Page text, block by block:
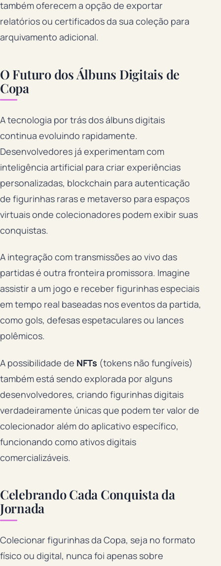
também oferecem a opção de exportar
relatórios ou certificados da sua coleção para
arquivamento adicional.
O Futuro dos Álbuns Digitais de
Copa
A tecnologia por trás dos álbuns digitais
continua evoluindo rapidamente.
Desenvolvedores já experimentam com
inteligência artificial para criar experiências
personalizadas, blockchain para autenticação
de figurinhas raras e metaverso para espaços
virtuais onde colecionadores podem exibir suas
conquistas.
A integração com transmissões ao vivo das
partidas é outra fronteira promissora. Imagine
assistir a um jogo e receber figurinhas especiais
em tempo real baseadas nos eventos da partida,
como gols, defesas espetaculares ou lances
polêmicos.
A possibilidade de NFTs (tokens não fungíveis)
também está sendo explorada por alguns
desenvolvedores, criando figurinhas digitais
verdadeiramente únicas que podem ter valor de
colecionador além do aplicativo específico,
funcionando como ativos digitais
comercializáveis.
Celebrando Cada Conquista da
Jornada
Colecionar figurinhas da Copa, seja no formato
físico ou digital, nunca foi apenas sobre